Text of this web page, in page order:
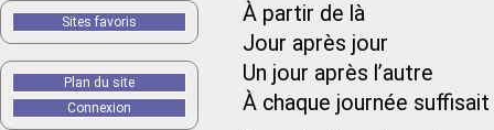
À partir de là
Jour après jour
Un jour après l’autre
À chaque journée
Sites favoris
Plan du site
Connexion